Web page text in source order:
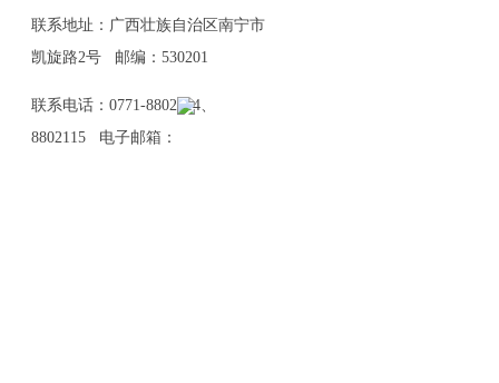
联系地址：广西壮族自治区南宁市
凯旋路2号 邮编：530201
联系电话：0771-8802114、
8802115 电子邮箱：